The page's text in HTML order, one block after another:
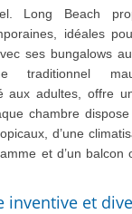
Long Beach
idéales
ses bungalows
traditionnel
aux adultes, offre
chambre
d’une
et d’un balcon
inventive et